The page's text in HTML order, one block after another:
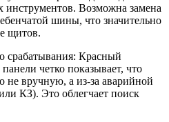
инструментов. Возможна замена
шины, что значительно
щитов.
срабатывания: Красный
четко показывает, что
не вручную, а из-за аварийной
КЗ). Это облегчает поиск